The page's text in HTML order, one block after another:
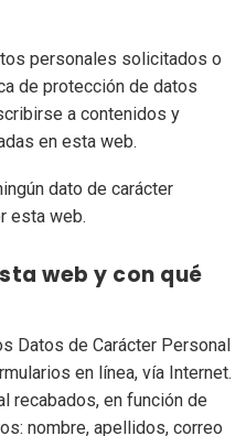
personales solicitados o
de protección de datos
a contenidos y
en esta web.
dato de carácter
esta web.
web y con qué
Datos de Carácter Personal
en línea, vía Internet.
recabados, en función de
nombre, apellidos, correo